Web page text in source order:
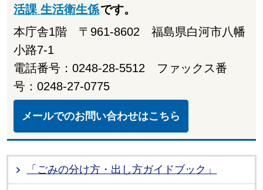
活課 生活衛生係です。
本庁舎1階 〒961-8602 福島県白河市八幡
小路7-1
電話番号：0248-28-5512 ファックス番
号：0248-27-0775
メールでのお問い合わせはこちら
「ごみの分け方・出し方ガイドブック」